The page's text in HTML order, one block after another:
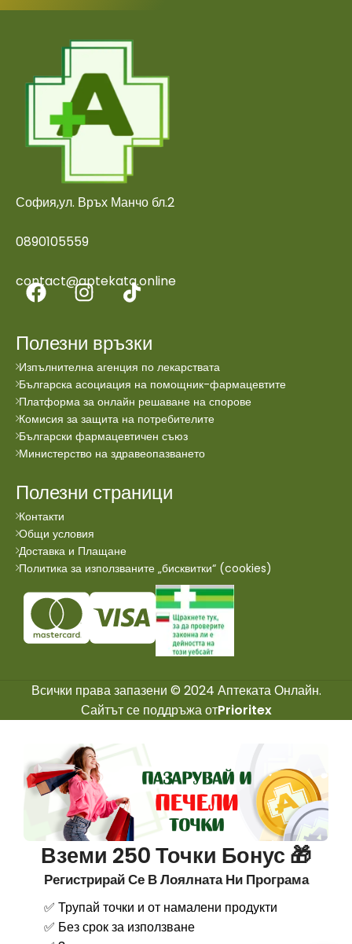
София,ул. Връх Манчо бл.2
0890105559
contact@aptekata.online
Полезни връзки
Изпълнителна агенция по лекарствата
Българска асоциация на помощник-фармацевтите
Платформа за онлайн решаване на спорове
Комисия за защита на потребителите
Български фармацевтичен съюз
Министерство на здравеопазването
Полезни страници
Контакти
Общи условия
Доставка и Плащане
Политика за използваните „бисквитки“ (cookies)
Всички права запазени © 2024 Аптеката Онлайн.
Сайтът се поддръжа отPrioritex
Вземи 250 Точки Бонус 🎁
Регистрирай Се В Лоялната Ни Програма
✅ Трупай точки и от намалени продукти
✅ Без срок за използване